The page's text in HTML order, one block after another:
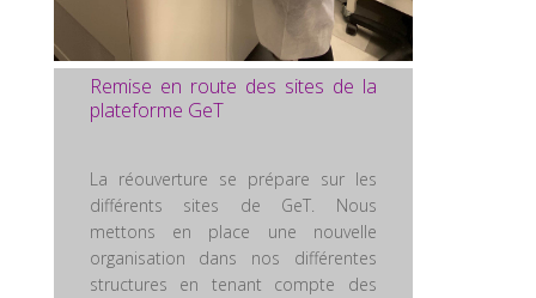
Remise en route des sites de la
plateforme GeT
La réouverture se prépare sur les
différents sites de GeT. Nous
mettons en place une nouvelle
organisation dans nos différentes
structures en tenant compte des